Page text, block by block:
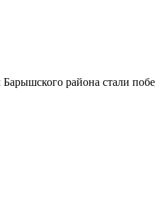
района стали